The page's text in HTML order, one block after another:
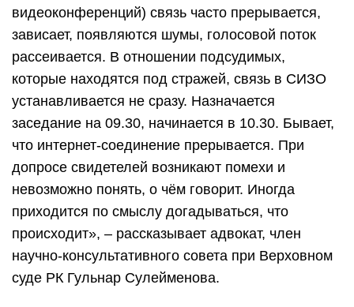
видеоконференций) связь часто прерывается,
зависает, появляются шумы, голосовой поток
рассеивается. В отношении подсудимых,
которые находятся под стражей, связь в СИЗО
устанавливается не сразу. Назначается
заседание на 09.30, начинается в 10.30. Бывает,
что интернет-соединение прерывается. При
допросе свидетелей возникают помехи и
невозможно понять, о чём говорит. Иногда
приходится по смыслу догадываться, что
происходит», – рассказывает адвокат, член
научно-консультативного совета при Верховном
суде РК Гульнар Сулейменова.